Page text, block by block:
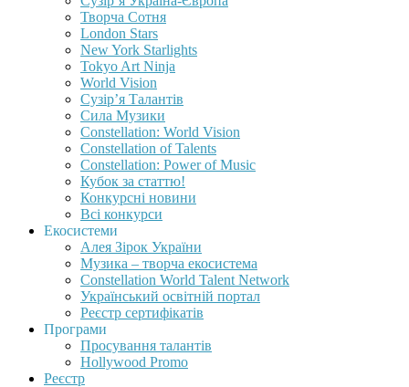
Творча Сотня
London Stars
New York Starlights
Tokyo Art Ninja
World Vision
Сузір’я Талантів
Сила Музики
Constellation: World Vision
Constellation of Talents
Constellation: Power of Music
Кубок за статтю!
Конкурсні новини
Всі конкурси
Екосистеми
Алея Зірок України
Музика – творча екосистема
Constellation World Talent Network
Український освітній портал
Реєстр сертифікатів
Програми
Просування талантів
Hollywood Promo
Реєстр